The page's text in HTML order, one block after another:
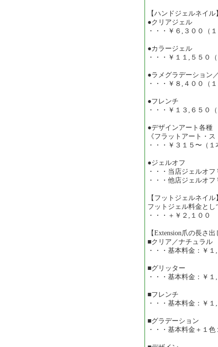
【ハンドジェルネイ
●クリアジェル
・・・￥６,３００（
●カラージェル
・・・￥１１,５５０
●ラメグラデーション
・・・￥８,４００（
●フレンチ
・・・￥１３,６５０
●デザインアート各種
《フラットアート・
・・・￥３１５〜（１
●ジェルオフ
・・・当店ジェルオ
・・・他店ジェルオ
【フットジェルネイ
フットジェル料金と
・・・＋￥２,１００
【Extension爪の長さ
■クリア／ナチュラル
・・・基本料金：￥
■グリッター
・・・基本料金：￥
■フレンチ
・・・基本料金：￥
■グラデーション
・・・基本料金＋１